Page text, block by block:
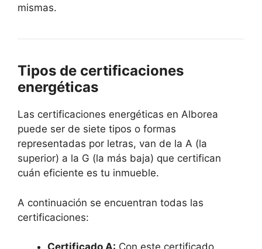
mismas.
Tipos de certificaciones
energéticas
Las certificaciones energéticas en Alborea
puede ser de siete tipos o formas
representadas por letras, van de la A (la
superior) a la G (la más baja) que certifican
cuán eficiente es tu inmueble.
A continuación se encuentran todas las
certificaciones: